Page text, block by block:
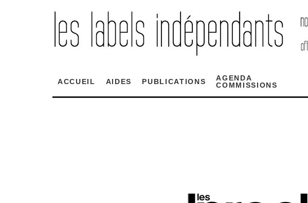
ACCUEIL AIDES PUBLICATIONS
AGENDA
COMMISSIONS